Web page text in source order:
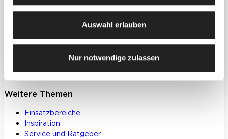
Auswahl erlauben
Nur notwendige zulassen
Spachtelmassen & Putze
Bodenbeschichtungen
Betoninstandsetzung
Weitere Themen
Einsatzbereiche
Inspiration
Service und Ratgeber